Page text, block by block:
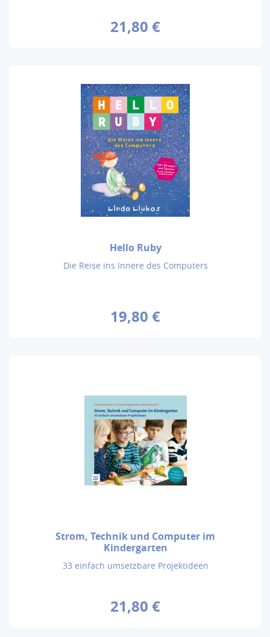
21,80 €
Hello Ruby
Die Reise ins Innere des Computers
19,80 €
Strom, Technik und Computer im
Kindergarten
33 einfach umsetzbare Projektideen
21,80 €